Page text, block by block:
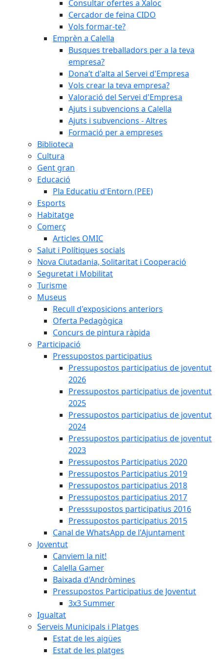
Consultar ofertes a Xaloc
Cercador de feina CIDO
Vols formar-te?
Emprèn a Calella
Busques treballadors per a la teva
empresa?
Dona’t d'alta al Servei d'Empresa
Vols crear la teva empresa?
Valoració del Servei d'Empresa
Ajuts i subvencions a Calella
Ajuts i subvencions - Altres
Formació per a empreses
Biblioteca
Cultura
Gent gran
Educació
Pla Educatiu d'Entorn (PEE)
Esports
Habitatge
Comerç
Articles OMIC
Salut i Polítiques socials
Nova Ciutadania, Solitaritat i Cooperació
Seguretat i Mobilitat
Turisme
Museus
Recull d'exposicions anteriors
Oferta Pedagògica
Concurs de pintura ràpida
Participació
Pressupostos participatius
Pressupostos participatius de joventut
2026
Pressupostos participatius de joventut
2025
Pressupostos participatius de joventut
2024
Pressupostos participatius de joventut
2023
Pressupostos Participatius 2020
Pressupostos Participatius 2019
Pressupostos participatius 2018
Pressupostos participatius 2017
Presssupostos participatius 2016
Pressupostos participatius 2015
Canal de WhatsApp de l'Ajuntament
Joventut
Canviem la nit!
Calella Gamer
Baixada d'Andròmines
Pressupostos Participatius de Joventut
3x3 Summer
Igualtat
Serveis Municipals i Platges
Estat de les aigües
Estat de les platges